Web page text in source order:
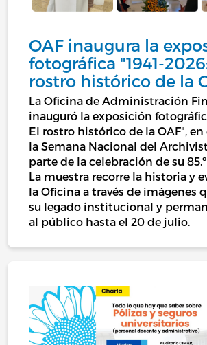
OAF inaugura la
fotográfica "1941-
rostro histórico de la
La Oficina de Administración
inauguró la exposición
El rostro histórico de la OAF",
la Semana Nacional del
parte de la celebración de su
La muestra recorre la historia y
la Oficina a través de imágenes
su legado institucional y
al público hasta el 20 de julio.